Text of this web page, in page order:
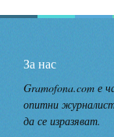
За нас
Gramofona.com е
опитни
да се изразяват.